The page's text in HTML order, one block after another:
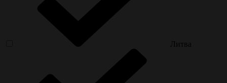
Литва